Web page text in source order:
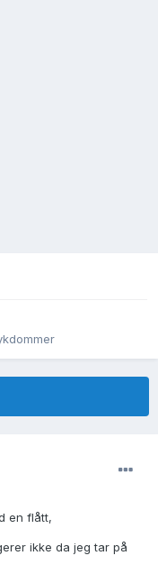
en flått,
ikke da jeg tar på